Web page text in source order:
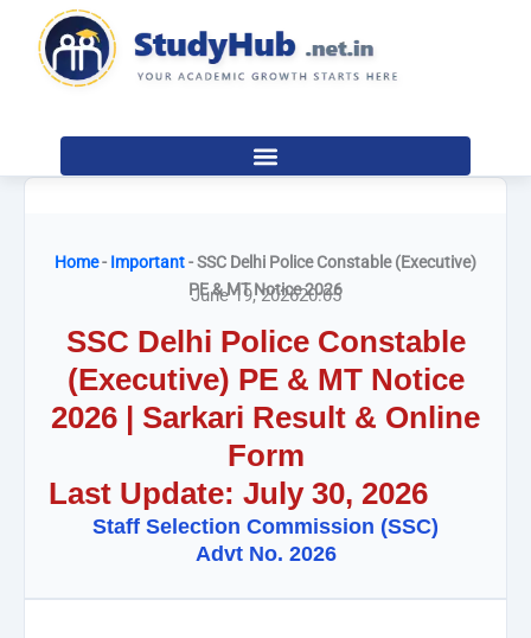
content
Home- Important-SSC Delhi Police Constable (Executive)
PE & MT Notice 2026
June 19, 202620:05
SSC Delhi Police Constable
(Executive) PE & MT Notice
2026 | Sarkari Result & Online
Form
Last Update: July 30, 2026
Staff Selection Commission (SSC)
Advt No. 2026